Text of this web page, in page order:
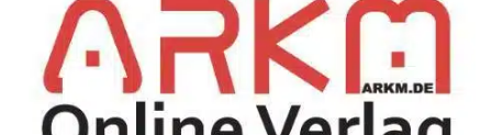
Weitere Informationen über Neonlite und
MEGAMAN(R) erhalten Sie auf der Website
unter
http://www.megaman.cc